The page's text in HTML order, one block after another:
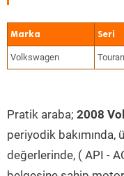
Marka Seri
Volkswagen Touran
Pratik araba; 2008
periyodik
değerlerinde, ( API -